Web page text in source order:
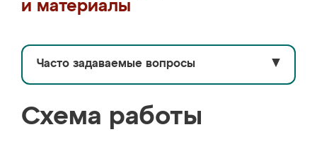
и материалы
Часто задаваемые вопросы ▼
Схема работы